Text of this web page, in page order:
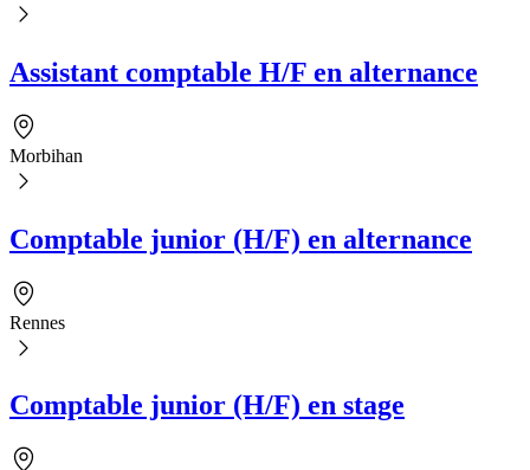
Assistant comptable H/F en alternance
Morbihan
Comptable junior (H/F) en alternance
Rennes
Comptable junior (H/F) en stage